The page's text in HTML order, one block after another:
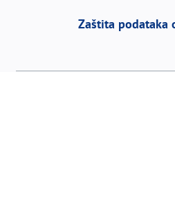
Zaštita podataka